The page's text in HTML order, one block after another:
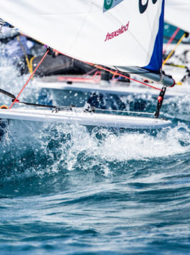
13Fév
Class40,Classe Ultim 32/23 Course au
4 classes, 4 parcours, 4 duos
Source
Transat Café l'Or
13 février 2025
0